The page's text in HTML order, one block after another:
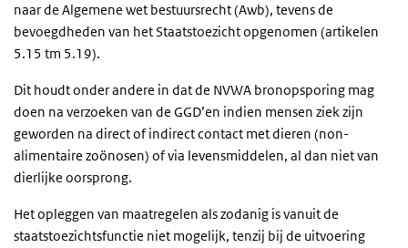
naar de Algemene wet bestuursrecht (Awb), tevens de
bevoegdheden van het Staatstoezicht opgenomen (artikelen
5.15 tm 5.19).
Dit houdt onder andere in dat de NVWA bronopsporing mag
doen na verzoeken van de GGD’en indien mensen ziek zijn
geworden na direct of indirect contact met dieren (non-
alimentaire zoönosen) of via levensmiddelen, al dan niet van
dierlijke oorsprong.
Het opleggen van maatregelen als zodanig is vanuit de
staatstoezichtsfunctie niet mogelijk, tenzij bij de uitvoering